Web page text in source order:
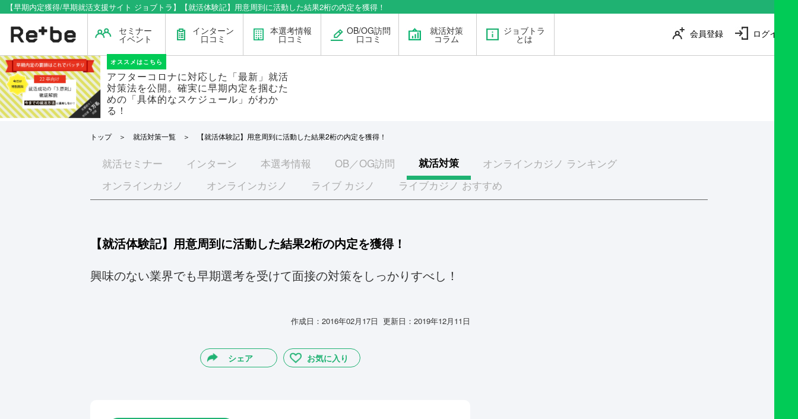
【早期内定獲得/早期就活支援サイト ジョブトラ】【就活体験記】用意周到に活動した結果2桁の内定を獲得！
ログイン
会員登録
セミナー
イベント
インターン
口コミ
本選考情報
口コミ
OB/OG訪問
口コミ
就活対策
コラム
ジョブトラ
とは
オススメはこちら
アフターコロナに対応した「最新」就活
対策法を公開。確実に早期内定を掴むた
めの「具体的なスケジュール」がわか
る！
トップ＞ 就活対策一覧 ＞ 【就活体験記】用意周到に活動した結果2桁の内定を獲得！
就活セミナー インターン 本選考情報 OB／OG訪問 就活対策
オンラインカジノ ランキング
オンラインカジノ
オンラインカジノ ライブ カジノ ライブカジノ おすすめ
【就活体験記】用意周到に活動した結果2桁の内定を獲得！
興味のない業界でも早期選考を受けて面接の対策をしっかりすべし！
作成日：2016年02月17日 更新日：2019年12月11日
シェア お気に入り